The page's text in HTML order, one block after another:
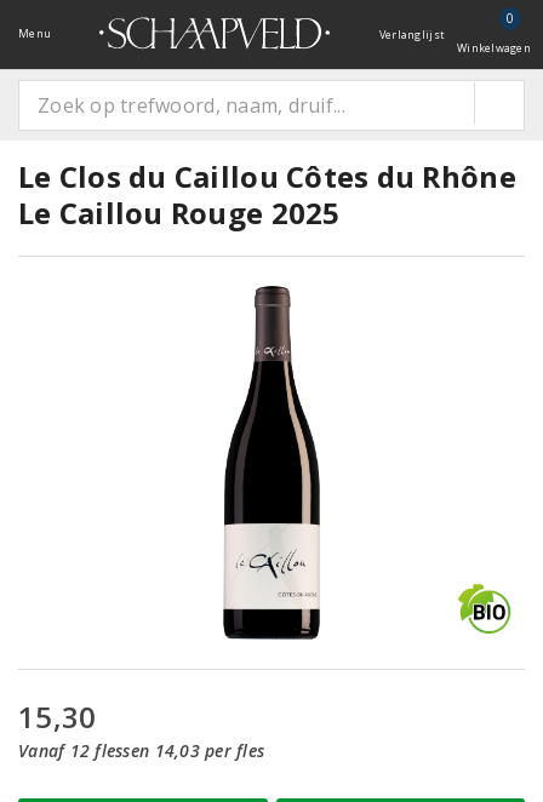
Menu Verlanglijst
0
Winkelwagen
Le Clos du Caillou Côtes du Rhône
Le Caillou Rouge 2025
15,30
Vanaf 12 flessen 14,03 per fles